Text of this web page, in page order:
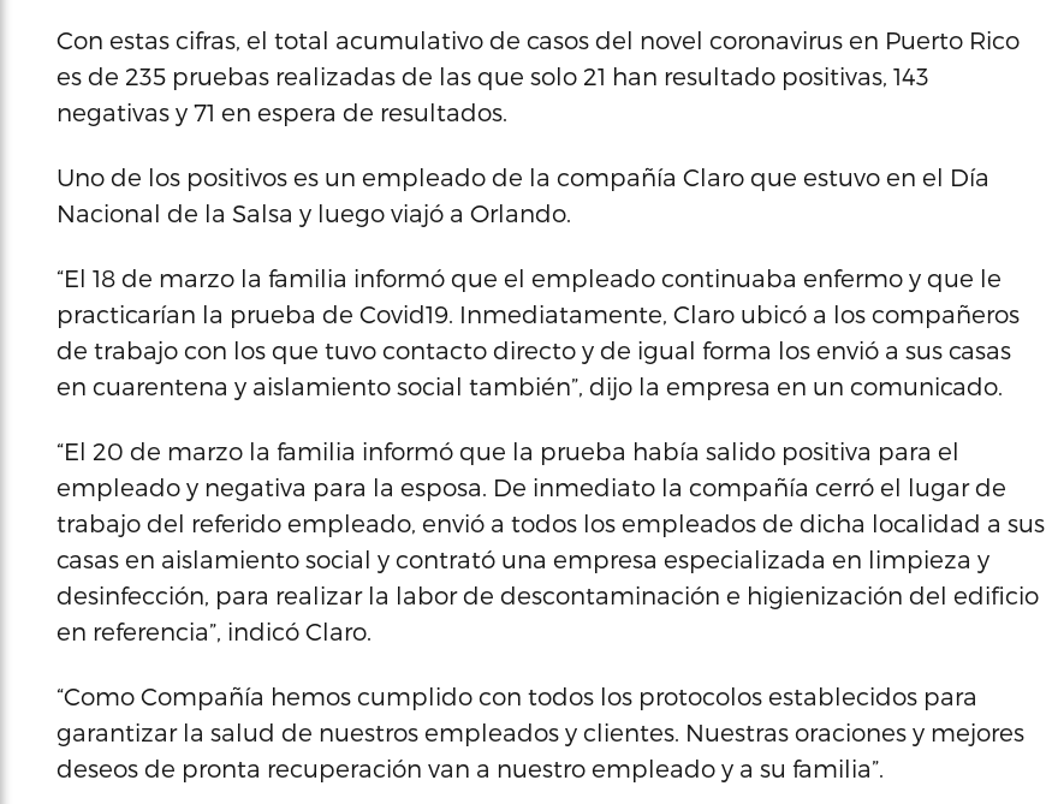
Con estas cifras, el total acumulativo de casos del novel coronavirus en Puerto Rico
es de 235 pruebas realizadas de las que solo 21 han resultado positivas, 143
negativas y 71 en espera de resultados.
Uno de los positivos es un empleado de la compañía Claro que estuvo en el Día
Nacional de la Salsa y luego viajó a Orlando.
“El 18 de marzo la familia informó que el empleado continuaba enfermo y que le
practicarían la prueba de Covid19. Inmediatamente, Claro ubicó a los compañeros
de trabajo con los que tuvo contacto directo y de igual forma los envió a sus casas
en cuarentena y aislamiento social también”, dijo la empresa en un comunicado.
“El 20 de marzo la familia informó que la prueba había salido positiva para el
empleado y negativa para la esposa. De inmediato la compañía cerró el lugar de
trabajo del referido empleado, envió a todos los empleados de dicha localidad a sus
casas en aislamiento social y contrató una empresa especializada en limpieza y
desinfección, para realizar la labor de descontaminación e higienización del edificio
en referencia”, indicó Claro.
“Como Compañía hemos cumplido con todos los protocolos establecidos para
garantizar la salud de nuestros empleados y clientes. Nuestras oraciones y mejores
deseos de pronta recuperación van a nuestro empleado y a su familia”.